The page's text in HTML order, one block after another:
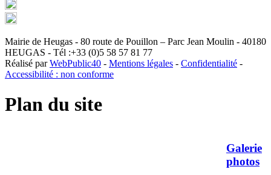
Mairie de Heugas - 80 route de Pouillon – Parc Jean Moulin - 40180
HEUGAS - Tél :+33 (0)5 58 57 81 77
Réalisé parWebPublic40 - Mentions légales - Confidentialité -
Accessibilité : non conforme
Plan du site
Galerie
photos